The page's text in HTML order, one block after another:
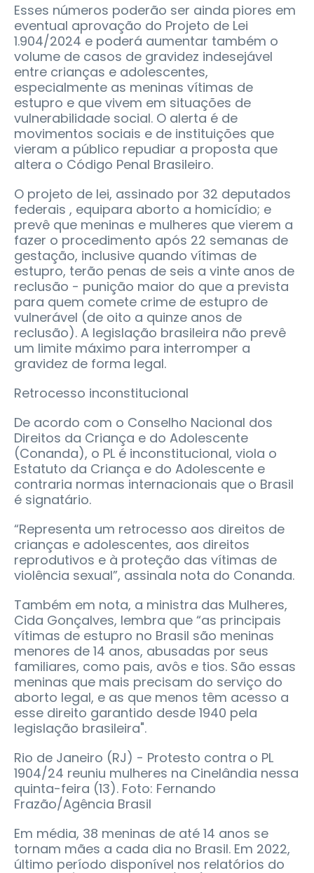
Esses números poderão ser ainda piores em
eventual aprovação do Projeto de Lei
1.904/2024 e poderá aumentar também o
volume de casos de gravidez indesejável
entre crianças e adolescentes,
especialmente as meninas vítimas de
estupro e que vivem em situações de
vulnerabilidade social. O alerta é de
movimentos sociais e de instituições que
vieram a público repudiar a proposta que
altera o Código Penal Brasileiro.
O projeto de lei, assinado por 32 deputados
federais , equipara aborto a homicídio; e
prevê que meninas e mulheres que vierem a
fazer o procedimento após 22 semanas de
gestação, inclusive quando vítimas de
estupro, terão penas de seis a vinte anos de
reclusão - punição maior do que a prevista
para quem comete crime de estupro de
vulnerável (de oito a quinze anos de
reclusão). A legislação brasileira não prevê
um limite máximo para interromper a
gravidez de forma legal.
Retrocesso inconstitucional
De acordo com o Conselho Nacional dos
Direitos da Criança e do Adolescente
(Conanda), o PL é inconstitucional, viola o
Estatuto da Criança e do Adolescente e
contraria normas internacionais que o Brasil
é signatário.
“Representa um retrocesso aos direitos de
crianças e adolescentes, aos direitos
reprodutivos e à proteção das vítimas de
violência sexual”, assinala nota do Conanda.
Também em nota, a ministra das Mulheres,
Cida Gonçalves, lembra que “as principais
vítimas de estupro no Brasil são meninas
menores de 14 anos, abusadas por seus
familiares, como pais, avôs e tios. São essas
meninas que mais precisam do serviço do
aborto legal, e as que menos têm acesso a
esse direito garantido desde 1940 pela
legislação brasileira".
Rio de Janeiro (RJ) - Protesto contra o PL
1904/24 reuniu mulheres na Cinelândia nessa
quinta-feira (13). Foto: Fernando
Frazão/Agência Brasil
Em média, 38 meninas de até 14 anos se
tornam mães a cada dia no Brasil. Em 2022,
último período disponível nos relatórios do